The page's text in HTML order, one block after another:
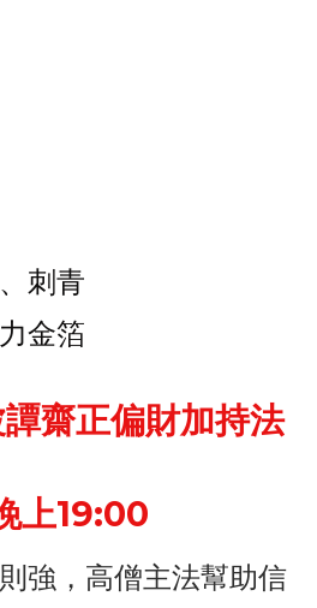
刺青
金箔
齋正偏財加持法
上19:00
強，高僧主法幫助信